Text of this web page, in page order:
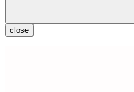
close